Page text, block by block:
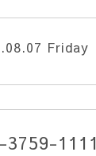
Friday
3759-1111